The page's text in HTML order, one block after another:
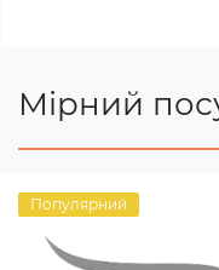
Мірний
Популярний